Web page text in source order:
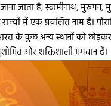
जाता है, स्वामीनाथ,
में एक प्रचलित नाम है।
के कुछ अन्य स्थानों को
और शक्तिशाली भगवान हैं।